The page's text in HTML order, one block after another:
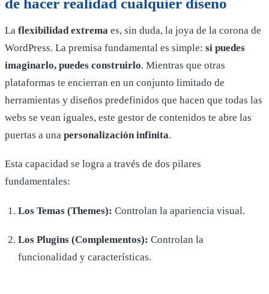
de hacer realidad cualquier diseño
La flexibilidad extrema es, sin duda, la joya de la corona de
WordPress. La premisa fundamental es simple: si puedes
imaginarlo, puedes construirlo. Mientras que otras
plataformas te encierran en un conjunto limitado de
herramientas y diseños predefinidos que hacen que todas las
webs se vean iguales, este gestor de contenidos te abre las
puertas a una personalización infinita.
Esta capacidad se logra a través de dos pilares
fundamentales:
Los Temas (Themes): Controlan la apariencia visual.
Los Plugins (Complementos): Controlan la
funcionalidad y características.